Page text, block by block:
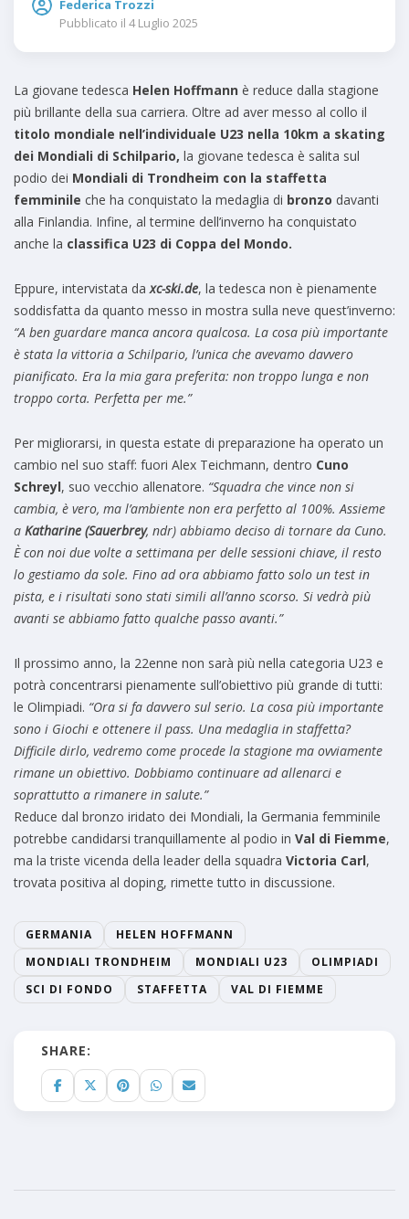
Federica Trozzi
Pubblicato il 4 Luglio 2025
La giovane tedesca Helen Hoffmann è reduce dalla stagione
più brillante della sua carriera. Oltre ad aver messo al collo il
titolo mondiale nell’individuale U23 nella 10km a skating
dei Mondiali di Schilpario, la giovane tedesca è salita sul
podio dei Mondiali di Trondheim con la staffetta
femminile che ha conquistato la medaglia di bronzo davanti
alla Finlandia. Infine, al termine dell’inverno ha conquistato
anche la classifica U23 di Coppa del Mondo.
Eppure, intervistata da xc-ski.de, la tedesca non è pienamente
soddisfatta da quanto messo in mostra sulla neve quest’inverno:
“A ben guardare manca ancora qualcosa. La cosa più importante
è stata la vittoria a Schilpario, l’unica che avevamo davvero
pianificato. Era la mia gara preferita: non troppo lunga e non
troppo corta. Perfetta per me.”
Per migliorarsi, in questa estate di preparazione ha operato un
cambio nel suo staff: fuori Alex Teichmann, dentro Cuno
Schreyl, suo vecchio allenatore. “Squadra che vince non si
cambia, è vero, ma l’ambiente non era perfetto al 100%. Assieme
a Katharine (Sauerbrey, ndr) abbiamo deciso di tornare da Cuno.
È con noi due volte a settimana per delle sessioni chiave, il resto
lo gestiamo da sole. Fino ad ora abbiamo fatto solo un test in
pista, e i risultati sono stati simili all’anno scorso. Si vedrà più
avanti se abbiamo fatto qualche passo avanti.”
Il prossimo anno, la 22enne non sarà più nella categoria U23 e
potrà concentrarsi pienamente sull’obiettivo più grande di tutti:
le Olimpiadi. “Ora si fa davvero sul serio. La cosa più importante
sono i Giochi e ottenere il pass. Una medaglia in staffetta?
Difficile dirlo, vedremo come procede la stagione ma ovviamente
rimane un obiettivo. Dobbiamo continuare ad allenarci e
soprattutto a rimanere in salute.”
Reduce dal bronzo iridato dei Mondiali, la Germania femminile
potrebbe candidarsi tranquillamente al podio in Val di Fiemme,
ma la triste vicenda della leader della squadra Victoria Carl,
trovata positiva al doping, rimette tutto in discussione.
GERMANIA
HELEN HOFFMANN
MONDIALI TRONDHEIM
MONDIALI U23
OLIMPIADI
SCI DI FONDO
STAFFETTA VAL DI FIEMME
SHARE: